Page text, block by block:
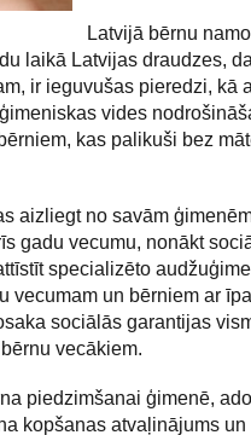
Latvijā bērnu
laikā Latvijas draudzes,
ir ieguvušas pieredzi, kā
vides
kas palikuši bez
aizliegt no savām
gadu vecumu, nonākt
specializēto
vecumam un bērniem ar
sociālās garantijas
vecākiem.
piedzimšanai ģimenē,
kopšanas atvaļinājums